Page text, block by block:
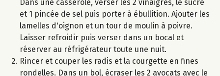
Dans une casserole, verser les 2 vinaigres, le sucre
et 1 pincée de sel puis porter à ébullition. Ajouter les
lamelles d'oignon et un tour de moulin à poivre.
Laisser refroidir puis verser dans un bocal et
réserver au réfrigérateur toute une nuit.
Rincer et couper les radis et la courgette en fines
rondelles. Dans un bol, écraser les 2 avocats avec le